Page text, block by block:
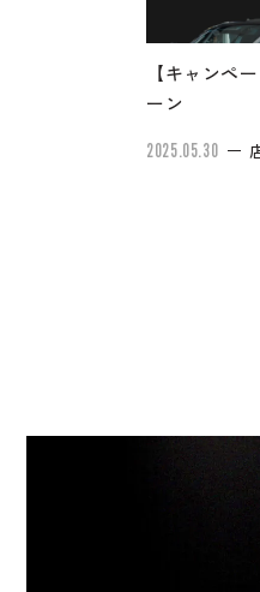
【キャンペ
ーン
2025.05.30